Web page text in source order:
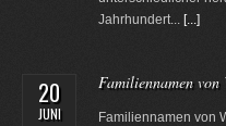
Jahrhundert... [...]
20
JUNI
Familiennamen von
Familiennamen von